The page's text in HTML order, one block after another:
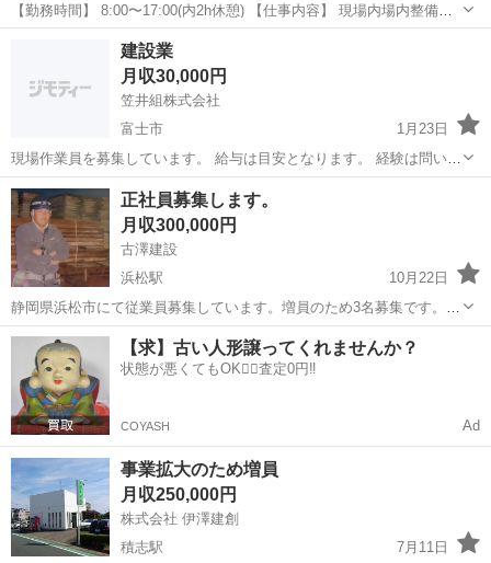
【勤務時間】 8:00〜17:00(内2h休憩) 【仕事内容】 現場内場内整備、
養生、片付け、清掃 【休日】 日曜日 【持ち物】 安全靴、作業着、安
全帯(貸し出し可) 【給与】 日給1.2万円(昇給有) 【支払い】 日払い可
静岡市 静岡駅
建設業
月収30,000円
笠井組株式会社
富士市
1月23日
現場作業員を募集しています。 給与は目安となります。 経験は問いま
せんので未経験の方でも大丈夫です。
静岡 富士市 大工 建設業
正社員募集します。
月収300,000円
古澤建設
浜松駅
10月22日
静岡県浜松市にて従業員募集しています。増員のため3名募集です。外
国人の方もOKです。(外国人雇用実績有り) 【業種】型枠大工・型枠解
体工 【雇用形態】正社員・アルバイト 【勤務時間】8：00〜17：
00 【休日】日祝...
静岡 浜松市 浜松駅 大工 外国人
【求】古い人形譲ってくれませんか？
状態が悪くてもOK🙆‍♀️査定0円‼️
COYASH Ad
事業拡大のため増員
月収250,000円
株式会社 伊澤建創
積志駅
7月11日